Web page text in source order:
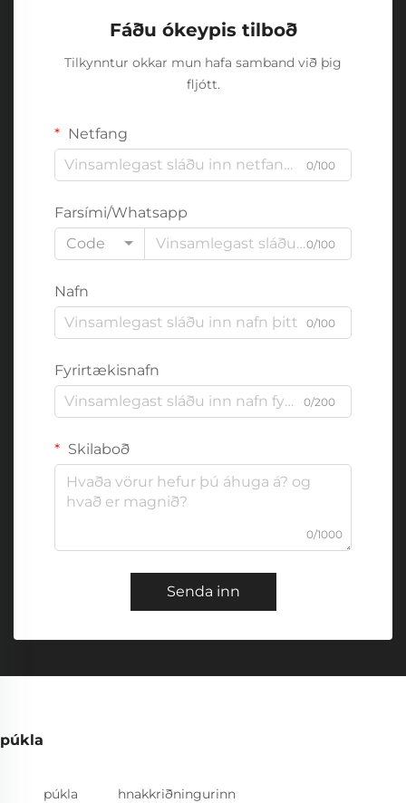
Fáðu ókeypis tilboð
Tilkynntur okkar mun hafa samband við þig
fljótt.
Netfang
0/100
Farsími/Whatsapp
Code
0/100
Nafn
0/100
Fyrirtækisnafn
0/200
Skilaboð
0/1000
Senda inn
púkla
púkla hnakkriðningurinn